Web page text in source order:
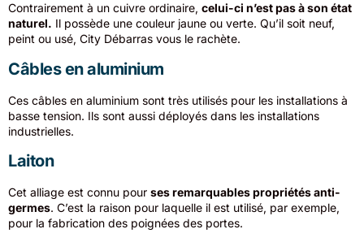
Contrairement à un cuivre ordinaire, celui-ci n’est pas à son état
naturel. Il possède une couleur jaune ou verte. Qu’il soit neuf,
peint ou usé, City Débarras vous le rachète.
Câbles en aluminium
Ces câbles en aluminium sont très utilisés pour les installations à
basse tension. Ils sont aussi déployés dans les installations
industrielles.
Laiton
Cet alliage est connu pour ses remarquables propriétés anti-
germes. C’est la raison pour laquelle il est utilisé, par exemple,
pour la fabrication des poignées des portes.